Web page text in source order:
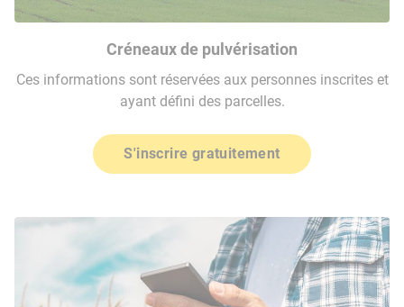
Créneaux de pulvérisation
Ces informations sont réservées aux personnes inscrites et
ayant défini des parcelles.
S'inscrire gratuitement